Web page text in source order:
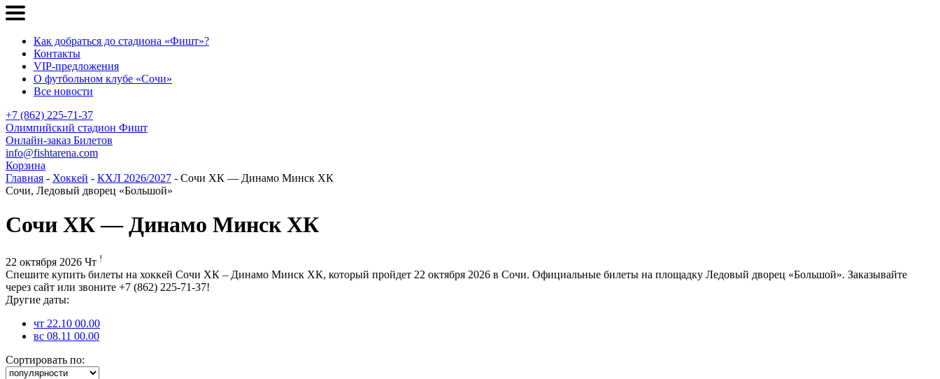
Как добраться до стадиона «Фишт»?
Контакты
VIP-предложения
О футбольном клубе «Сочи»
Все новости
+7 (862) 225-71-37
Олимпийский стадион Фишт
Онлайн-заказ Билетов
info@fishtarena.com
Корзина
Главная - Хоккей - КХЛ 2026/2027 - Сочи ХК — Динамо Минск ХК
Сочи, Ледовый дворец «Большой»
Сочи ХК — Динамо Минск ХК
22 октября 2026 Чт !
Спешите купить билеты на хоккей Сочи ХК – Динамо Минск ХК, который пройдет 22 октября 2026 в Сочи. Официальные билеты на площадку Ледовый дворец «Большой». Заказывайте
через сайт или звоните +7 (862) 225-71-37!
Другие даты:
чт 22.10 00.00
вс 08.11 00.00
Сортировать по: